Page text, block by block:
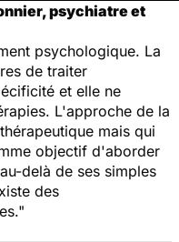
psychiatre et
psychologique. La
de traiter
et elle ne
L'approche de la
mais qui
objectif d'aborder
delà de ses simples
des